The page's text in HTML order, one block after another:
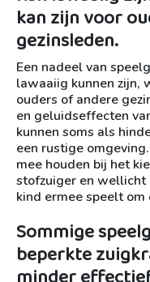
kan zijn voor
gezinsleden.
Een nadeel van
lawaaiig kunnen zijn,
ouders of andere
en geluidseffecten
kunnen soms als
een rustige
mee houden bij het
stofzuiger en wellicht
kind ermee speelt
Sommige
beperkte